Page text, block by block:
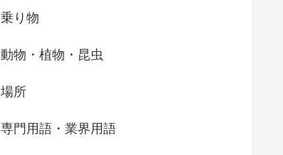
乗り物
動物・植物・昆虫
場所
専門用語・業界用語